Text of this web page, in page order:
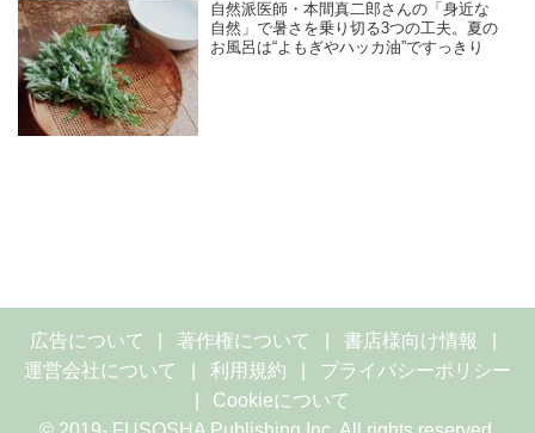
自然派医師・本間真二郎さんの「身近な
自然」で暑さを乗り切る3つの工夫。夏の
お風呂は“よもぎやハッカ油”ですっきり
広告について 著作権について
書店様向け情報
運営会社について
利用規約
プライバシーポリシー
Cookieについて